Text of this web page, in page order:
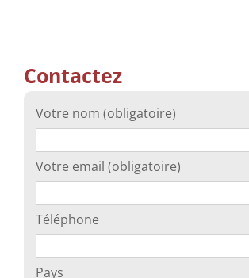
Contactez
Votre nom (obligatoire)
Votre email (obligatoire)
Téléphone
Pays